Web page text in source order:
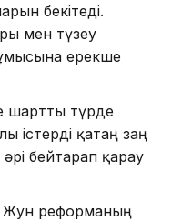
бекітеді.
мен түзеу
ерекше
шартты түрде
істерді қатаң заң
бейтарап қарау
Жун реформаның